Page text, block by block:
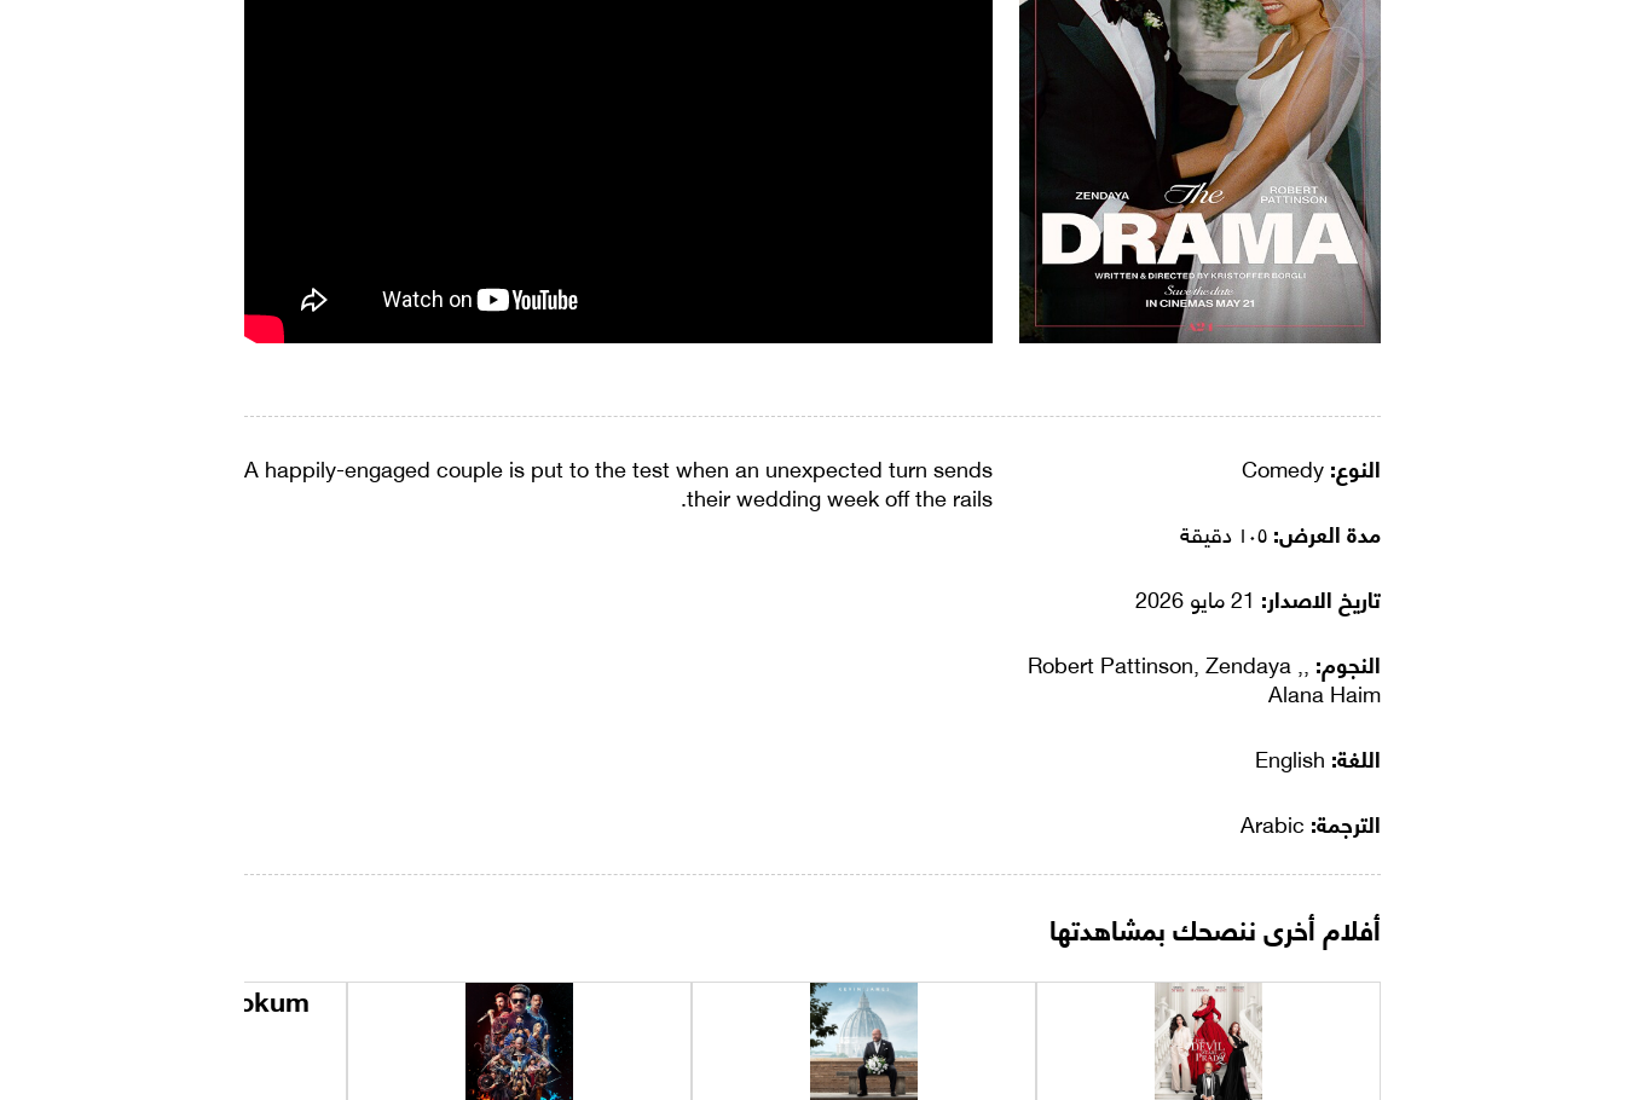
النوع:
مدة العرض:
تاريخ الاصدار:
النجوم: Robert Pattinson, Zendaya ,,
Alana Haim
اللغة:
الترجمة:
A happily-engaged couple is put to the test when an unexpected turn sends
their wedding week off the rails.
أفلام أخرى ننصحك بمشاهدتها
Hokum